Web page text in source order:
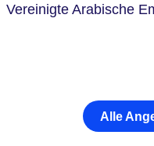
Vereinigte Arabische
Alle